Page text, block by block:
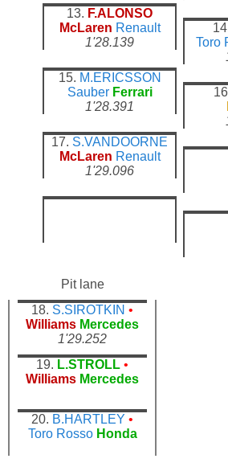
13. F.ALONSO
McLaren Renault
1'28.139
Toro
15. M.ERICSSON
Sauber Ferrari
1'28.391
17. S.VANDOORNE
McLaren Renault
1'29.096
Pit lane
18. S.SIROTKIN •
Williams Mercedes
1'29.252
19. L.STROLL •
Williams Mercedes
20. B.HARTLEY •
Toro Rosso Honda